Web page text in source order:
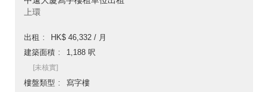
上環
出租
HK$ 46,332 / 月
建築面積
1,188 呎
[未核實]
樓盤類型
寫字樓